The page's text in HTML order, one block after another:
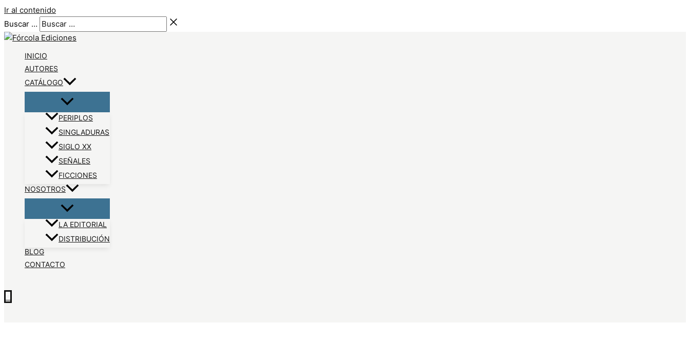
Ir al contenido
Buscar …
INICIO
AUTORES
CATÁLOGO
PERIPLOS
SINGLADURAS
SIGLO XX
SEÑALES
FICCIONES
NOSOTROS
LA EDITORIAL
DISTRIBUCIÓN
BLOG
CONTACTO